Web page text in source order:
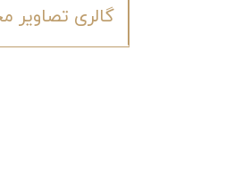
گالری تصاویر